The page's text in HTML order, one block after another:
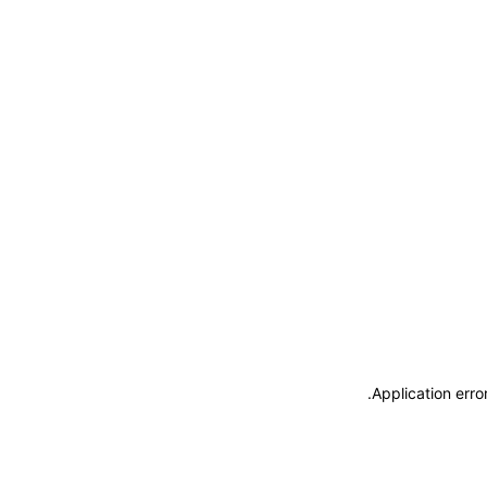
Application
.